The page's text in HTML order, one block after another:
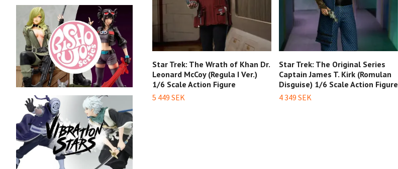
Star Trek: The Wrath of Khan Dr.
Leonard McCoy (Regula I Ver.)
1/6 Scale Action Figure
5 449 SEK
Star Trek: The Original Series
Captain James T. Kirk (Romulan
Disguise) 1/6 Scale Action Figure
4 349 SEK